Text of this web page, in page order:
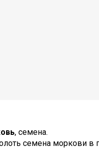
, семена.
семена моркови в